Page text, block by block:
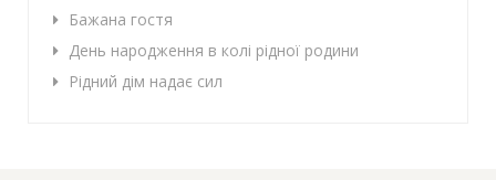
Бажана гостя
День народження в колі рідної родини
Рідний дім надає сил